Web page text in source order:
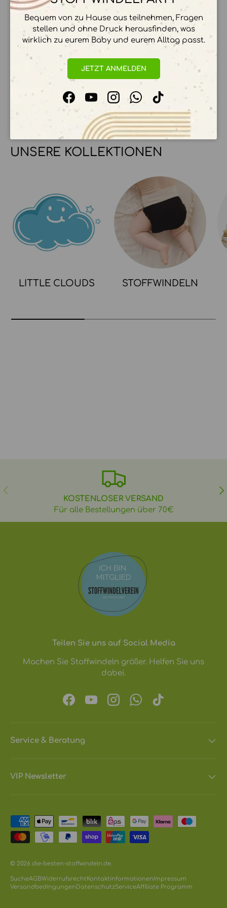
ZAHLUNGSMÖGLICHKEITEN
Ihre Zahlungsinformationen werden sicher
verarbeitet. Wir speichern keine
Kreditkartendetails.
UNSERE KOLLEKTIONEN
LITTLE CLOUDS STOFFWINDELN
Bequem von zu Hause aus teilnehmen, Fragen
stellen und ohne Druck herausfinden, was
wirklich zu eurem Baby und eurem Alltag passt.
JETZT ANMELDEN
FacebookYouTubeInstagramWhatsApp
TikTok
VORHERIGE
KOSTENLOSER VERSAND
Für alle Bestellungen über 70€
Teilen Sie uns auf Social Media
Machen Sie Stoffwindeln größer. Helfen Sie uns
dabei.
FacebookYouTubeInstagramWhatsApp
TikTok
Service & Beratung
VIP Newsletter
Zahlungsmethoden
© 2026 die-besten-stoffwindeln.de.
SucheAGBWiderrufsrechtKontaktinformationenImpressum
VersandbedingungenDatenschutzServiceAffiliate Programm